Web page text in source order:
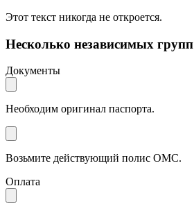
Этот текст никогда не откроется.
Несколько независимых групп
Документы
Необходим оригинал паспорта.
Возьмите действующий полис ОМС.
Оплата